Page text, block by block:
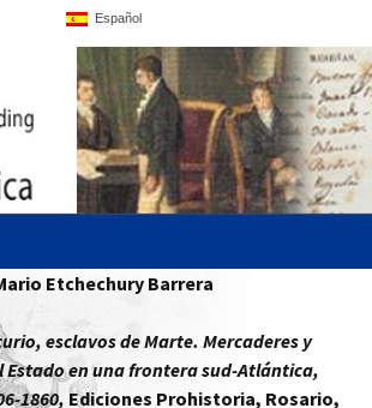
Español
Etchechury Barrera
esclavos de Marte. Mercaderes y
Estado en una frontera sud-Atlántica,
1860, Ediciones Prohistoria, Rosario,